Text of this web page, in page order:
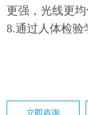
更强，光线更
8.通过人体检验
立即咨询